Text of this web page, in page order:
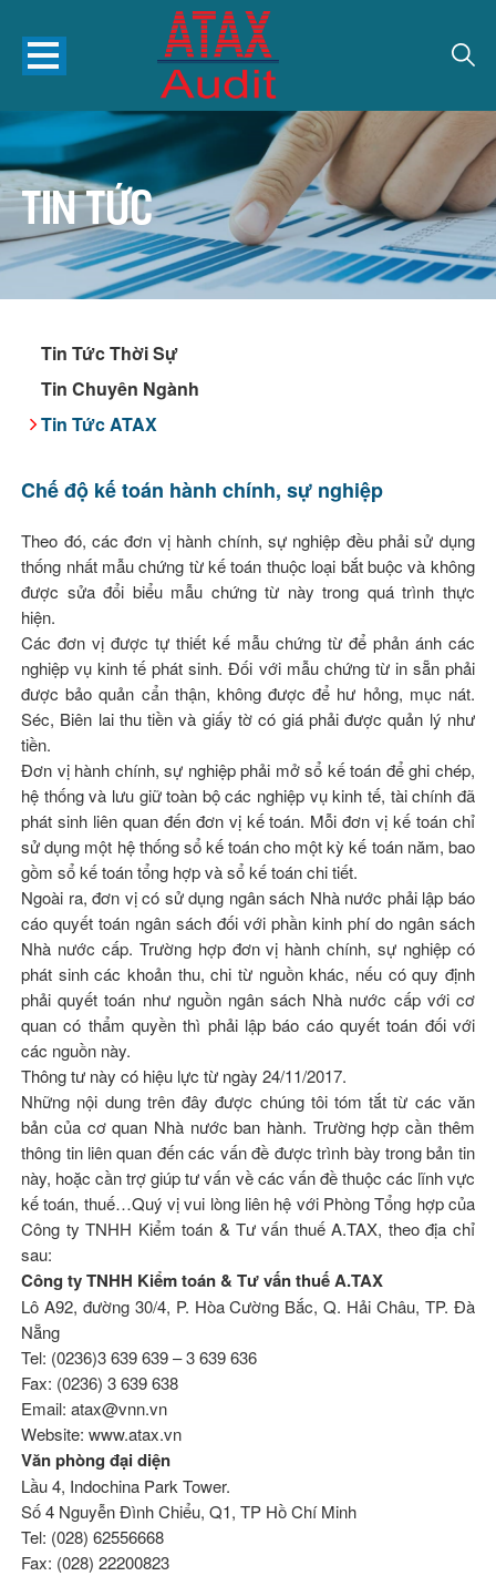
Tin tức
Tin Tức Thời Sự
Tin Chuyên Ngành
Tin Tức ATAX
Chế độ kế toán hành chính, sự nghiệp
Theo đó, các đơn vị hành chính, sự nghiệp đều phải sử dụng
thống nhất mẫu chứng từ kế toán thuộc loại bắt buộc và không
được sửa đổi biểu mẫu chứng từ này trong quá trình thực
hiện.
Các đơn vị được tự thiết kế mẫu chứng từ để phản ánh các
nghiệp vụ kinh tế phát sinh. Đối với mẫu chứng từ in sẵn phải
được bảo quản cẩn thận, không được để hư hỏng, mục nát.
Séc, Biên lai thu tiền và giấy tờ có giá phải được quản lý như
tiền.
Đơn vị hành chính, sự nghiệp phải mở sổ kế toán để ghi chép,
hệ thống và lưu giữ toàn bộ các nghiệp vụ kinh tế, tài chính đã
phát sinh liên quan đến đơn vị kế toán. Mỗi đơn vị kế toán chỉ
sử dụng một hệ thống sổ kế toán cho một kỳ kế toán năm, bao
gồm sổ kế toán tổng hợp và sổ kế toán chi tiết.
Ngoài ra, đơn vị có sử dụng ngân sách Nhà nước phải lập báo
cáo quyết toán ngân sách đối với phần kinh phí do ngân sách
Nhà nước cấp. Trường hợp đơn vị hành chính, sự nghiệp có
phát sinh các khoản thu, chi từ nguồn khác, nếu có quy định
phải quyết toán như nguồn ngân sách Nhà nước cấp với cơ
quan có thẩm quyền thì phải lập báo cáo quyết toán đối với
các nguồn này.
Thông tư này có hiệu lực từ ngày 24/11/2017.
Những nội dung trên đây được chúng tôi tóm tắt từ các văn
bản của cơ quan Nhà nước ban hành. Trường hợp cần thêm
thông tin liên quan đến các vấn đề được trình bày trong bản tin
này, hoặc cần trợ giúp tư vấn về các vấn đề thuộc các lĩnh vực
kế toán, thuế…Quý vị vui lòng liên hệ với Phòng Tổng hợp của
Công ty TNHH Kiểm toán & Tư vấn thuế A.TAX, theo địa chỉ
sau:
Công ty TNHH Kiểm toán & Tư vấn thuế A.TAX
Lô A92, đường 30/4, P. Hòa Cường Bắc, Q. Hải Châu, TP. Đà
Nẵng
Tel: (0236)3 639 639 – 3 639 636
Fax: (0236) 3 639 638
Email: atax@vnn.vn
Website: www.atax.vn
Văn phòng đại diện
Lầu 4, Indochina Park Tower.
Số 4 Nguyễn Đình Chiểu, Q1, TP Hồ Chí Minh
Tel: (028) 62556668
Fax: (028) 22200823